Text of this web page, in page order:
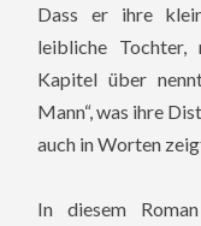
Dass er ihre
leibliche Tochter,
Kapitel über
Mann“, was ihre
auch in Worten
In diesem